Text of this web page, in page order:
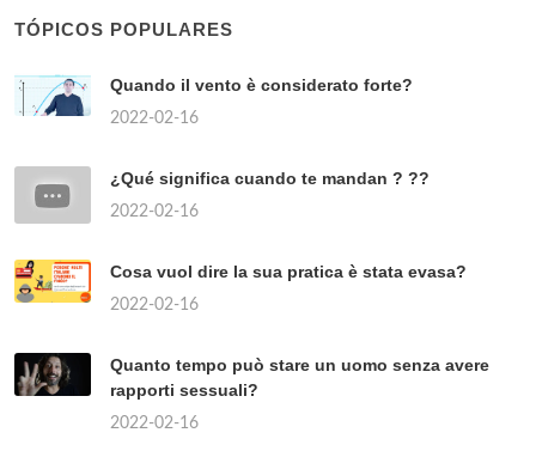
TÓPICOS POPULARES
Quando il vento è considerato forte?
2022-02-16
¿Qué significa cuando te mandan ? ??
2022-02-16
Cosa vuol dire la sua pratica è stata evasa?
2022-02-16
Quanto tempo può stare un uomo senza avere
rapporti sessuali?
2022-02-16